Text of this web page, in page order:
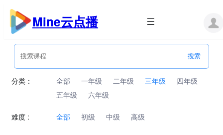
跳
内
Mine云点播
分类： 全部 一年级 二年级 三年级
四年级
五年级
六年级
难度 : 全部 初级 中级 高级